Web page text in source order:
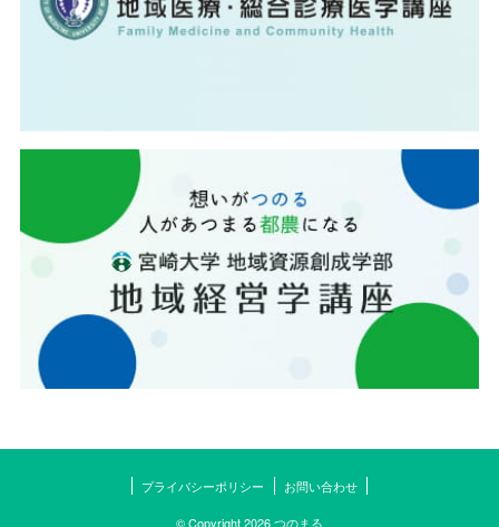
プライバシーポリシー お問い合わせ
© Copyright 2026 つのまる